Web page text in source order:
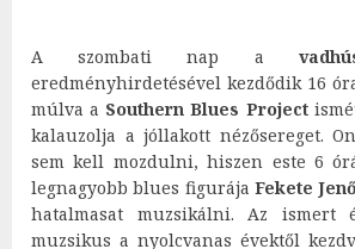
A szombati nap a
eredményhirdetésével kezdődik 16
múlva a Southern Blues Project
kalauzolja a jóllakott nézősereget.
sem kell mozdulni, hiszen este 6
legnagyobb blues figurája Fekete
hatalmasat muzsikálni. Az ismert
muzsikus a nyolcvanas évektől